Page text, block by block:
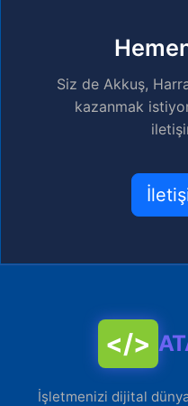
Siz de Akkuş,
kazanmak
</>
İşletmenizi dijital